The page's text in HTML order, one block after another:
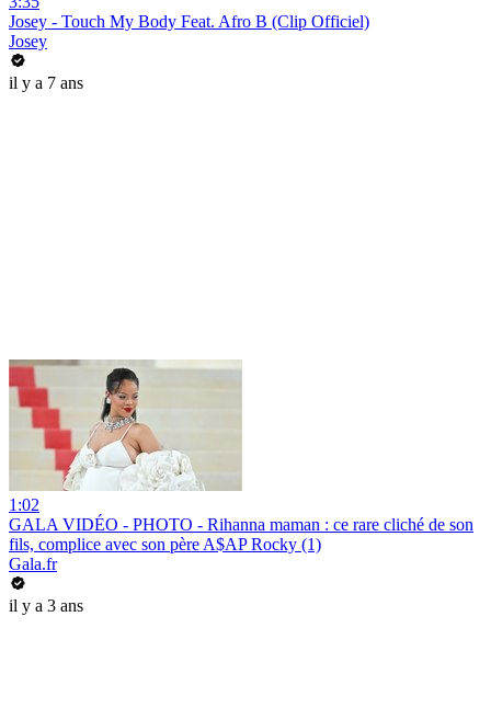
Josey - Touch My Body Feat. Afro B (Clip Officiel)
Josey
il y a 7 ans
1:02
GALA VIDÉO - PHOTO - Rihanna maman : ce rare cliché de son
fils, complice avec son père A$AP Rocky (1)
Gala.fr
il y a 3 ans